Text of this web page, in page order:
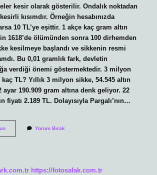
kesir olarak gösterilir. Ondalık noktadan
kısımdır. Örneğin hesabınızda
10 TL’ye eşittir. 1 akçe kaç gram altın
1618’de ölümünden sonra 100 dirhemden
kesilmeye başlandı ve sikkenin resmi
Bu 0,01 gramlık fark, devletin
verdiği önemi göstermektedir. 3 milyon
TL? Yıllık 3 milyon sikke, 54.545 altın
ayar 190.909 gram altına denk geliyor. 22
fiyatı 2.189 TL. Dolayısıyla Pargalı’nın…
3
Yorum Bırak
https://fotosafak.com.tr